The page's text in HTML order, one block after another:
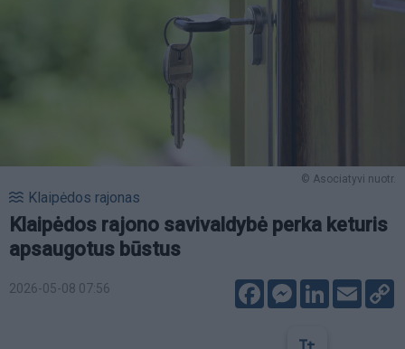
© Asociatyvi nuotr.
Klaipėdos rajonas
Klaipėdos rajono savivaldybė perka keturis
apsaugotus būstus
2026-05-08 07:56 FacebookMessenger
LinkedIn
Email